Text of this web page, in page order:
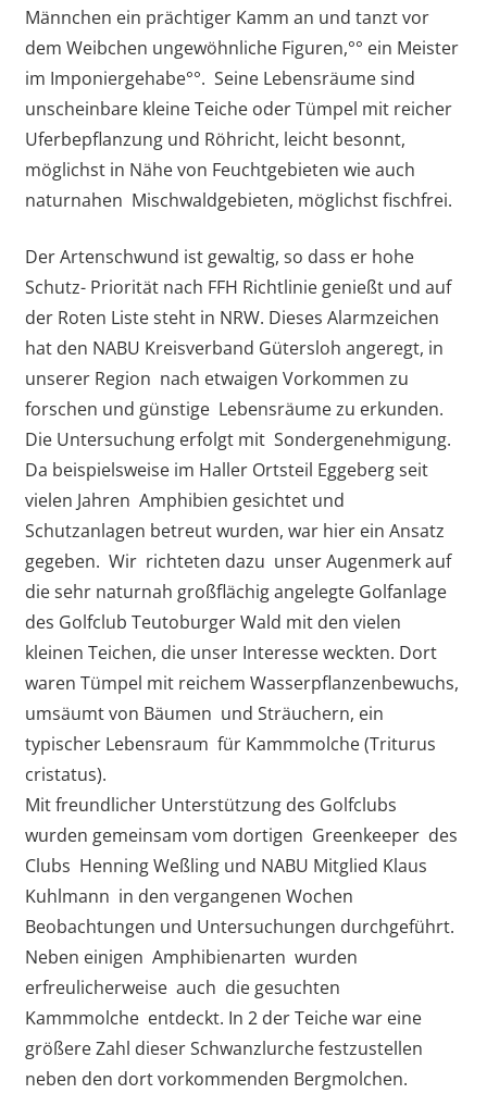
Männchen ein prächtiger Kamm an und tanzt vor
dem Weibchen ungewöhnliche Figuren,°° ein Meister
im Imponiergehabe°°. Seine Lebensräume sind
unscheinbare kleine Teiche oder Tümpel mit reicher
Uferbepflanzung und Röhricht, leicht besonnt,
möglichst in Nähe von Feuchtgebieten wie auch
naturnahen Mischwaldgebieten, möglichst fischfrei.
Der Artenschwund ist gewaltig, so dass er hohe
Schutz- Priorität nach FFH Richtlinie genießt und auf
der Roten Liste steht in NRW. Dieses Alarmzeichen
hat den NABU Kreisverband Gütersloh angeregt, in
unserer Region nach etwaigen Vorkommen zu
forschen und günstige Lebensräume zu erkunden.
Die Untersuchung erfolgt mit Sondergenehmigung.
Da beispielsweise im Haller Ortsteil Eggeberg seit
vielen Jahren Amphibien gesichtet und
Schutzanlagen betreut wurden, war hier ein Ansatz
gegeben. Wir richteten dazu unser Augenmerk auf
die sehr naturnah großflächig angelegte Golfanlage
des Golfclub Teutoburger Wald mit den vielen
kleinen Teichen, die unser Interesse weckten. Dort
waren Tümpel mit reichem Wasserpflanzenbewuchs,
umsäumt von Bäumen und Sträuchern, ein
typischer Lebensraum für Kammmolche (Triturus
cristatus).
Mit freundlicher Unterstützung des Golfclubs
wurden gemeinsam vom dortigen Greenkeeper des
Clubs Henning Weßling und NABU Mitglied Klaus
Kuhlmann in den vergangenen Wochen
Beobachtungen und Untersuchungen durchgeführt.
Neben einigen Amphibienarten wurden
erfreulicherweise auch die gesuchten
Kammmolche entdeckt. In 2 der Teiche war eine
größere Zahl dieser Schwanzlurche festzustellen
neben den dort vorkommenden Bergmolchen.